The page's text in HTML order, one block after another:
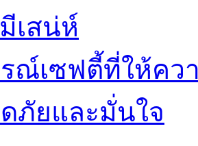
เสน่ห์
ณ์เซฟตี้ที่ให้ค
ภัยและมั่นใจ